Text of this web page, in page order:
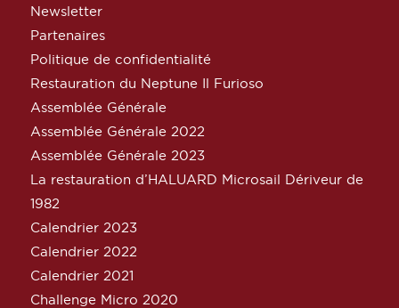
Newsletter
Partenaires
Politique de confidentialité
Restauration du Neptune Il Furioso
Assemblée Générale
Assemblée Générale 2022
Assemblée Générale 2023
La restauration d’HALUARD Microsail Dériveur de
1982
Calendrier 2023
Calendrier 2022
Calendrier 2021
Challenge Micro 2020